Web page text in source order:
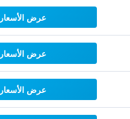
عرض الأسعار
عرض الأسعار
عرض الأسعار